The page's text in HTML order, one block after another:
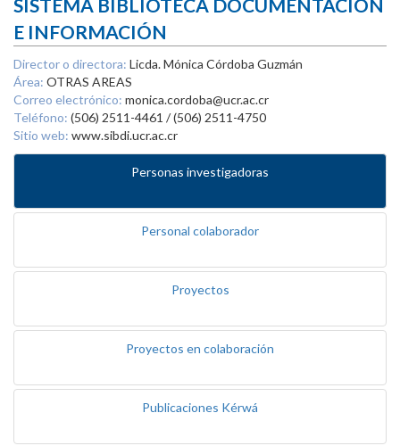
SISTEMA BIBLIOTECA DOCUMENTACIÓN
E INFORMACIÓN
Director o directora: Licda. Mónica Córdoba Guzmán
Área: OTRAS AREAS
Correo electrónico: monica.cordoba@ucr.ac.cr
Teléfono: (506) 2511-4461 / (506) 2511-4750
Sitio web: www.sibdi.ucr.ac.cr
Personas investigadoras
Personal colaborador
Proyectos
Proyectos en colaboración
Publicaciones Kérwá